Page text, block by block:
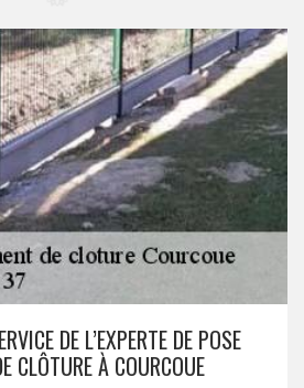
DE L’EXPERTE DE POSE
CLÔTURE À COURCOUE